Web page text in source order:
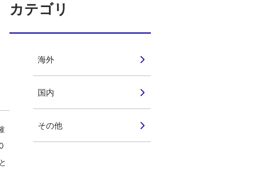
カテゴリ
海外
国内
その他